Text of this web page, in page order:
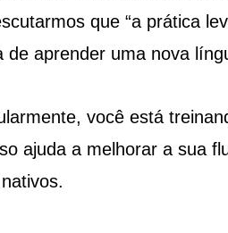
que “a prática
de aprender uma nova
você está
ajuda a melhorar a sua